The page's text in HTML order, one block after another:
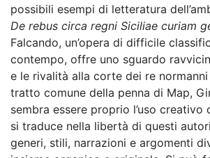
possibili esempi di letteratura
De rebus circa regni Siciliae curiam
Falcando, un’opera di difficile
contempo, offre uno sguardo
e le rivalità alla corte dei re
tratto comune della penna di Map,
sembra essere proprio l’uso creativo
si traduce nella libertà di questi
generi, stili, narrazioni e argomenti